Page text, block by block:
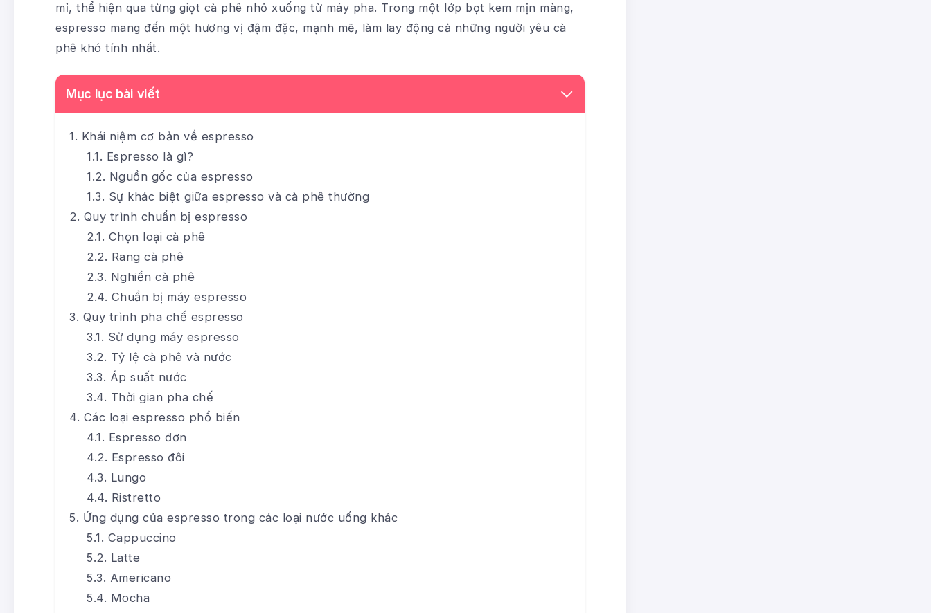
mỉ, thể hiện qua từng giọt cà phê nhỏ xuống từ máy pha. Trong một lớp bọt kem mịn màng,
espresso mang đến một hương vị đậm đặc, mạnh mẽ, làm lay động cả những người yêu cà
phê khó tính nhất.
Mục lục bài viết
Khái niệm cơ bản về espresso
Espresso là gì?
Nguồn gốc của espresso
Sự khác biệt giữa espresso và cà phê thường
Quy trình chuẩn bị espresso
Chọn loại cà phê
Rang cà phê
Nghiền cà phê
Chuẩn bị máy espresso
Quy trình pha chế espresso
Sử dụng máy espresso
Tỷ lệ cà phê và nước
Áp suất nước
Thời gian pha chế
Các loại espresso phổ biến
Espresso đơn
Espresso đôi
Lungo
Ristretto
Ứng dụng của espresso trong các loại nước uống khác
Cappuccino
Latte
Americano
Mocha